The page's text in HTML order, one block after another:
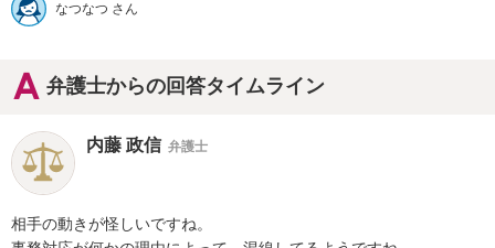
なつなつ さん
弁護士からの回答タイムライン
内藤 政信 弁護士
相手の動きが怪しいですね。